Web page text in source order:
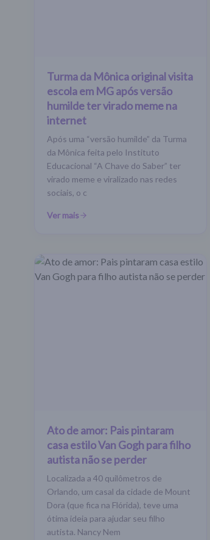
Turma da Mônica original visita
escola em MG após versão
humilde ter virado meme na
internet
Após uma “versão humilde” da Turma
da Mônica feita pelo Instituto
Educacional “A Chave do Saber” ter
virado meme e viralizado nas redes
sociais, o c
Ver mais
Ato de amor: Pais pintaram
casa estilo Van Gogh para filho
autista não se perder
Localizada a 40 quilômetros de
Orlando, um casal da cidade de Mount
Dora (que fica na Flórida), teve uma
ótima ideia para ajudar seu filho
autista. Nancy Nem